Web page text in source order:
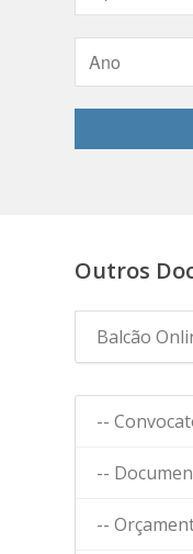
Outros
Balcão
--
--
--